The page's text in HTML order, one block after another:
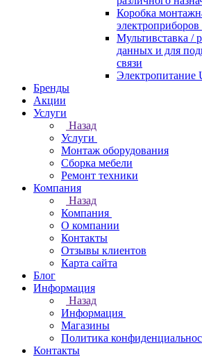
Коробка
Мультивставка /
данных и для
связи
Электропитание
Бренды
Акции
Услуги
Назад
Услуги
Монтаж оборудования
Сборка мебели
Ремонт техники
Компания
Назад
Компания
О компании
Контакты
Отзывы клиентов
Карта сайта
Блог
Информация
Назад
Информация
Магазины
Политика
Контакты